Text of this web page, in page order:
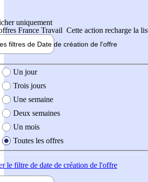
uniquement
France Travail Cette action recharge la
filtres de Date de création de l'offre
création de l'offre
Un jour
Trois jours
Une semaine
Deux semaines
Un mois
Toutes les offres
le filtre de date de création de l'offre